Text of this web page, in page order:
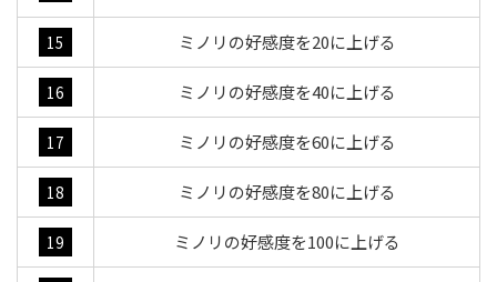
15 ミノリの好感度を20に上げる
16 ミノリの好感度を40に上げる
17 ミノリの好感度を60に上げる
18 ミノリの好感度を80に上げる
19 ミノリの好感度を100に上げる